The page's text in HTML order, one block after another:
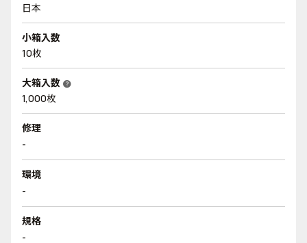
日本
小箱入数
10枚
大箱入数 help
1,000枚
修理
-
環境
-
規格
-